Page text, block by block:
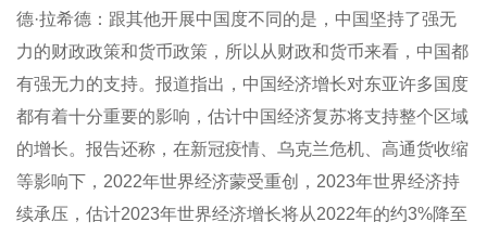
德·拉希德：跟其他开展中国度不同的是，中国坚持了强无
力的财政政策和货币政策，所以从财政和货币来看，中国都
有强无力的支持。报道指出，中国经济增长对东亚许多国度
都有着十分重要的影响，估计中国经济复苏将支持整个区域
的增长。报告还称，在新冠疫情、乌克兰危机、高通货收缩
等影响下，2022年世界经济蒙受重创，2023年世界经济持
续承压，估计2023年世界经济增长将从2022年的约3%降至